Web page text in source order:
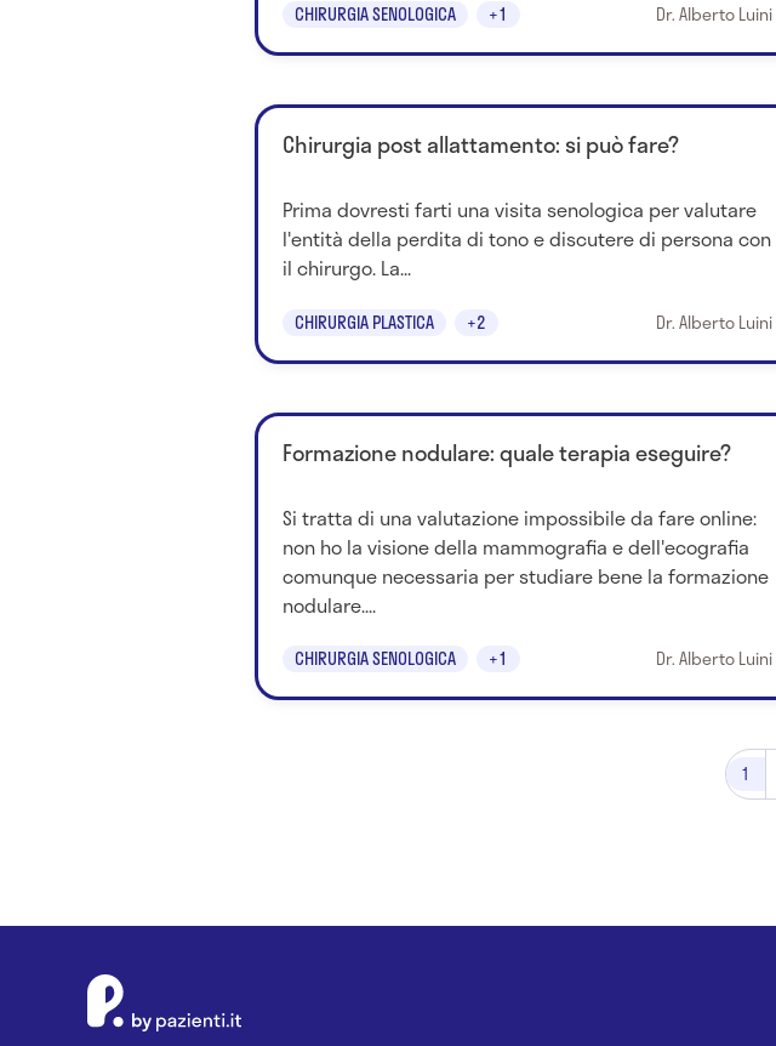
CHIRURGIA SENOLOGICA +1 Dr. Alberto Luini
Chirurgia post allattamento: si può fare?
Prima dovresti farti una visita senologica per valutare
l'entità della perdita di tono e discutere di persona con
il chirurgo. La...
CHIRURGIA PLASTICA +2 Dr. Alberto Luini
Formazione nodulare: quale terapia eseguire?
Si tratta di una valutazione impossibile da fare online:
non ho la visione della mammografia e dell'ecografia
comunque necessaria per studiare bene la formazione
nodulare....
CHIRURGIA SENOLOGICA +1 Dr. Alberto Luini
1